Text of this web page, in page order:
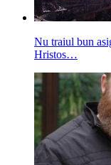
Nu traiul bun
Hristos…